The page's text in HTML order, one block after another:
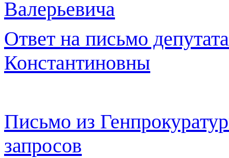
Валерьевича
Ответ на письмо
Константиновны
Письмо из
запросов